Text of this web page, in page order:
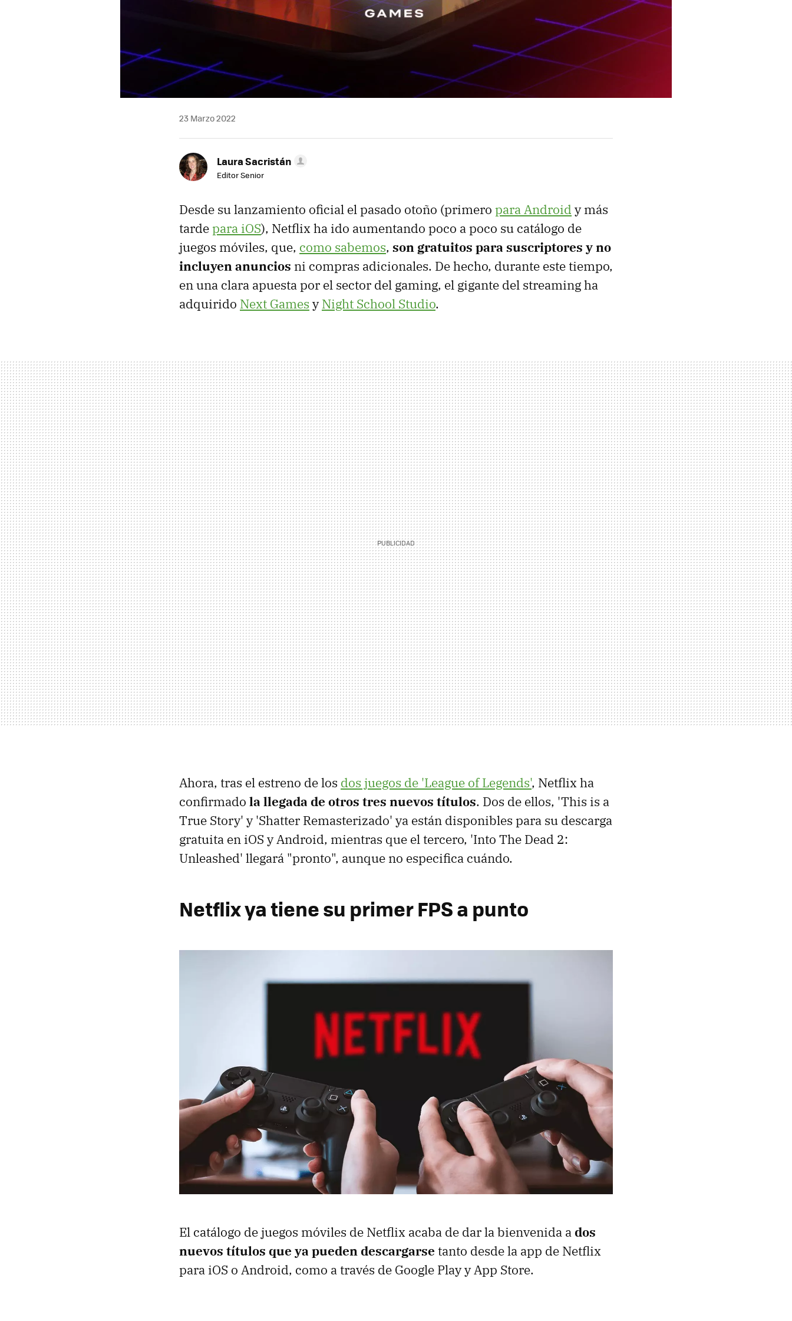
23 Marzo 2022
Laura Sacristán
Editor Senior
Desde su lanzamiento oficial el pasado otoño (primero para Android y más
tardepara iOS), Netflix ha ido aumentando poco a poco su catálogo de
juegos móviles, que, como sabemos, son gratuitos para suscriptores y no
incluyen anuncios ni compras adicionales. De hecho, durante este tiempo,
en una clara apuesta por el sector del gaming, el gigante del streaming ha
adquirido Next Games yNight School Studio.
Ahora, tras el estreno de los dos juegos de 'League of Legends', Netflix ha
confirmado la llegada de otros tres nuevos títulos. Dos de ellos, 'This is a
True Story' y 'Shatter Remasterizado' ya están disponibles para su descarga
gratuita en iOS y Android, mientras que el tercero, 'Into The Dead 2:
Unleashed' llegará "pronto", aunque no especifica cuándo.
Netflix ya tiene su primer FPS a punto
El catálogo de juegos móviles de Netflix acaba de dar la bienvenida ados
nuevos títulos que ya pueden descargarse tanto desde la app de Netflix
para iOS o Android, como a través de Google Play y App Store.